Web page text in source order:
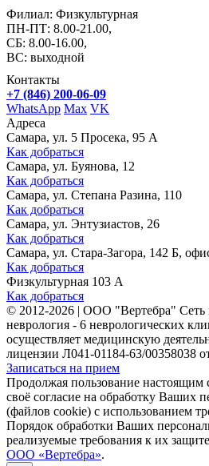
Филиал: Физкультурная
ПН-ПТ: 8.00-21.00,
СБ: 8.00-16.00,
ВС: выходной
Контакты
+7 (846) 200-06-09
WhatsApp Max VK
Адреса
Самара, ул. 5 Просека, 95 А
Как добраться
Самара, ул. Буянова, 12
Как добраться
Самара, ул. Степана Разина, 110
Как добраться
Самара, ул. Энтузиастов, 26
Как добраться
Самара, ул. Стара-Загора, 142 Б,
Как добраться
Физкультурная 103 А
Как добраться
© 2012-2026 | ООО "Вертебра"
неврология - 6 неврологических
осуществляет медицинскую
лицензии Л041-01184-63/00358038
Записаться на прием
Продолжая пользование
своё согласие на обработку Ваших
(файлов cookie) с использованием
Порядок обработки Ваших
реализуемые требования к их
ООО «Вертебра».